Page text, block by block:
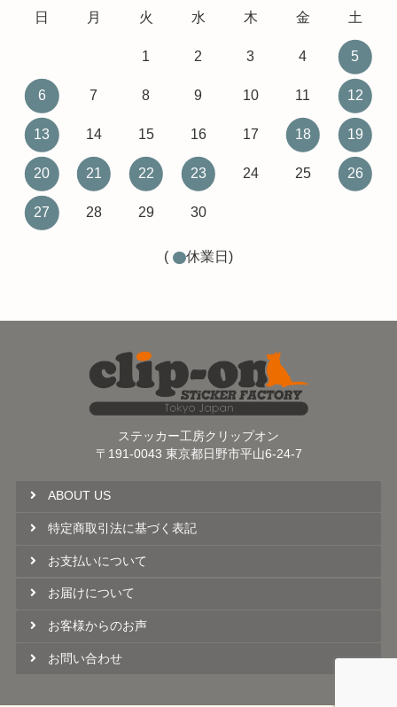
日 月 火 水 木 金 土
1 2 3 4 5
6 7 8 9 10 11 12
13 14 15 16 17 18 19
20 21 22 23 24 25 26
27 28 29 30
( 休業日)
ステッカー工房クリップオン
〒191-0043 東京都日野市平山6-24-7
ABOUT US
特定商取引法に基づく表記
お支払いについて
お届けについて
お客様からのお声
お問い合わせ